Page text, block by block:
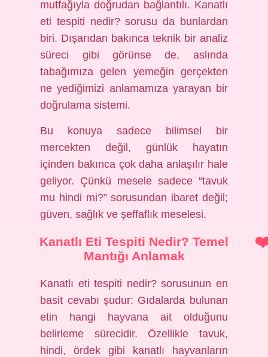
mutfağıyla doğrudan bağlantılı. Kanatlı
eti tespiti nedir? sorusu da bunlardan
biri. Dışarıdan bakınca teknik bir analiz
süreci gibi görünse de, aslında
tabağımıza gelen yemeğin gerçekten
ne yediğimizi anlamamıza yarayan bir
doğrulama sistemi.
Bu konuya sadece bilimsel bir
mercekten değil, günlük hayatın
içinden bakınca çok daha anlaşılır hale
geliyor. Çünkü mesele sadece “tavuk
mu hindi mi?” sorusundan ibaret değil;
güven, sağlık ve şeffaflık meselesi.
Kanatlı Eti Tespiti Nedir? Temel
Mantığı Anlamak
Kanatlı eti tespiti nedir? sorusunun en
basit cevabı şudur: Gıdalarda bulunan
etin hangi hayvana ait olduğunu
belirleme sürecidir. Özellikle tavuk,
hindi, ördek gibi kanatlı hayvanların